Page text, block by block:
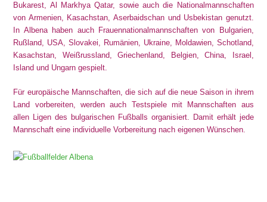
Bukarest, Al Markhya Qatar, sowie auch die Nationalmannschaften
von Armenien, Kasachstan, Aserbaidschan und Usbekistan genutzt.
In Albena haben auch Frauennationalmannschaften von Bulgarien,
Rußland, USA, Slovakei, Rumänien, Ukraine, Moldawien, Schotland,
Kasachstan, Weißrussland, Griechenland, Belgien, China, Israel,
Island und Ungarn gespielt.
Für europäische Mannschaften, die sich auf die neue Saison in ihrem
Land vorbereiten, werden auch Testspiele mit Mannschaften aus
allen Ligen des bulgarischen Fußballs organisiert. Damit erhält jede
Mannschaft eine individuelle Vorbereitung nach eigenen Wünschen.